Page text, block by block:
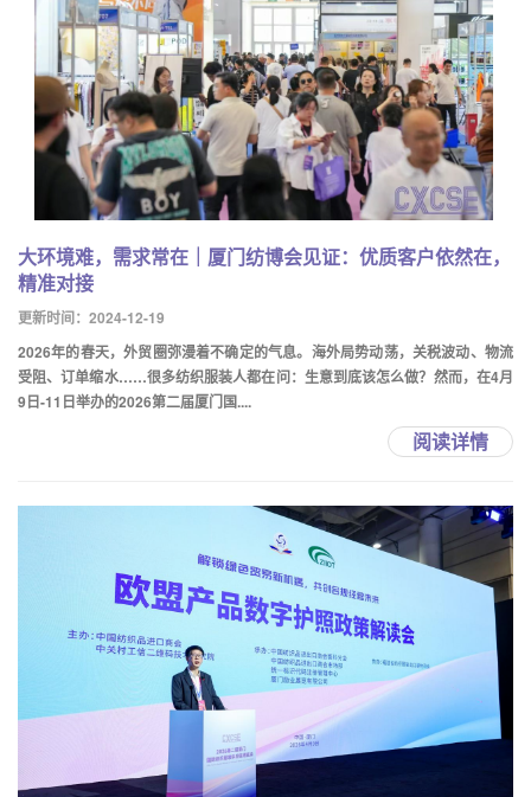
大环境难，需求常在｜厦门纺博会见证：优质客户依然在，
精准对接
更新时间：2024-12-19
2026年的春天，外贸圈弥漫着不确定的气息。海外局势动荡，关税波动、物流
受阻、订单缩水……很多纺织服装人都在问：生意到底该怎么做？然而，在4月
9日-11日举办的2026第二届厦门国....
阅读详情